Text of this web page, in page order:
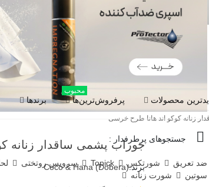
جستجوهای پرطرفدار :
ضد تعریق شورتکس Topick سرویس روتختی
سوتین
شورت زنانه
محصولات پرفروش‌ترین‌ها
محبوب
برندها
زنانه کوکو اند هانا طرح خرسی
جوراب پشمی ساقدار زنانه
برند:Coco & Hana (Dobera)